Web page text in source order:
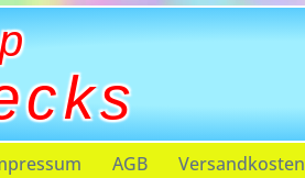
AGB Versandkosten